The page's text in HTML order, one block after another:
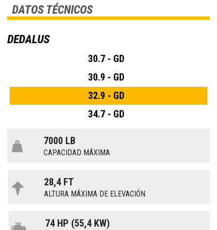
DATOS TÉCNICOS
DEDALUS
30.7 - GD
30.9 - GD
32.9 - GD
34.7 - GD
7000 LB
CAPACIDAD MÁXIMA
28,4 FT
ALTURA MÁXIMA DE ELEVACIÓN
74 HP (55,4 KW)